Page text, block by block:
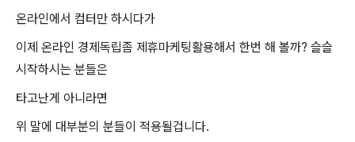
온라인에서 컴터만 하시다가
이제 온라인 경제독립좀 제휴마케팅활용해서 한번 해 볼까? 슬슬
시작하시는 분들은
타고난게 아니라면
위 말에 대부분의 분들이 적용될겁니다.